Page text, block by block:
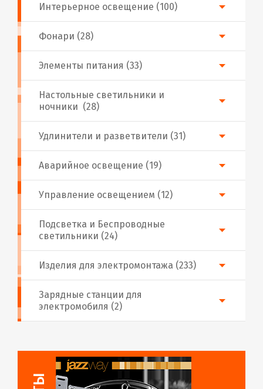
Фонари (28)
Аварийное освещение (19)
Настольные светильники и
ночники (28)
Подсветка и Беспроводные
светильники (24)
Интерьерное освещение (100)
Изделия для электромонтажа (233)
Удлинители и разветвители (31)
Управление освещением (12)
Элементы питания (33)
Зарядные станции для
электромобиля (2)